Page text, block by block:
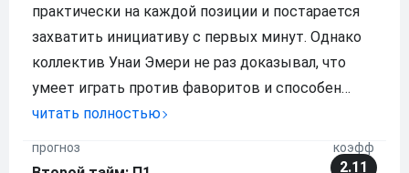
практически на каждой позиции и постарается
захватить инициативу с первых минут. Однако
коллектив Унаи Эмери не раз доказывал, что
умеет играть против фаворитов и способен
терпеливо ждать своего шанса. Если английский
финал может получиться очень напряженным и
читать полностью
прогноз коэфф
2.11